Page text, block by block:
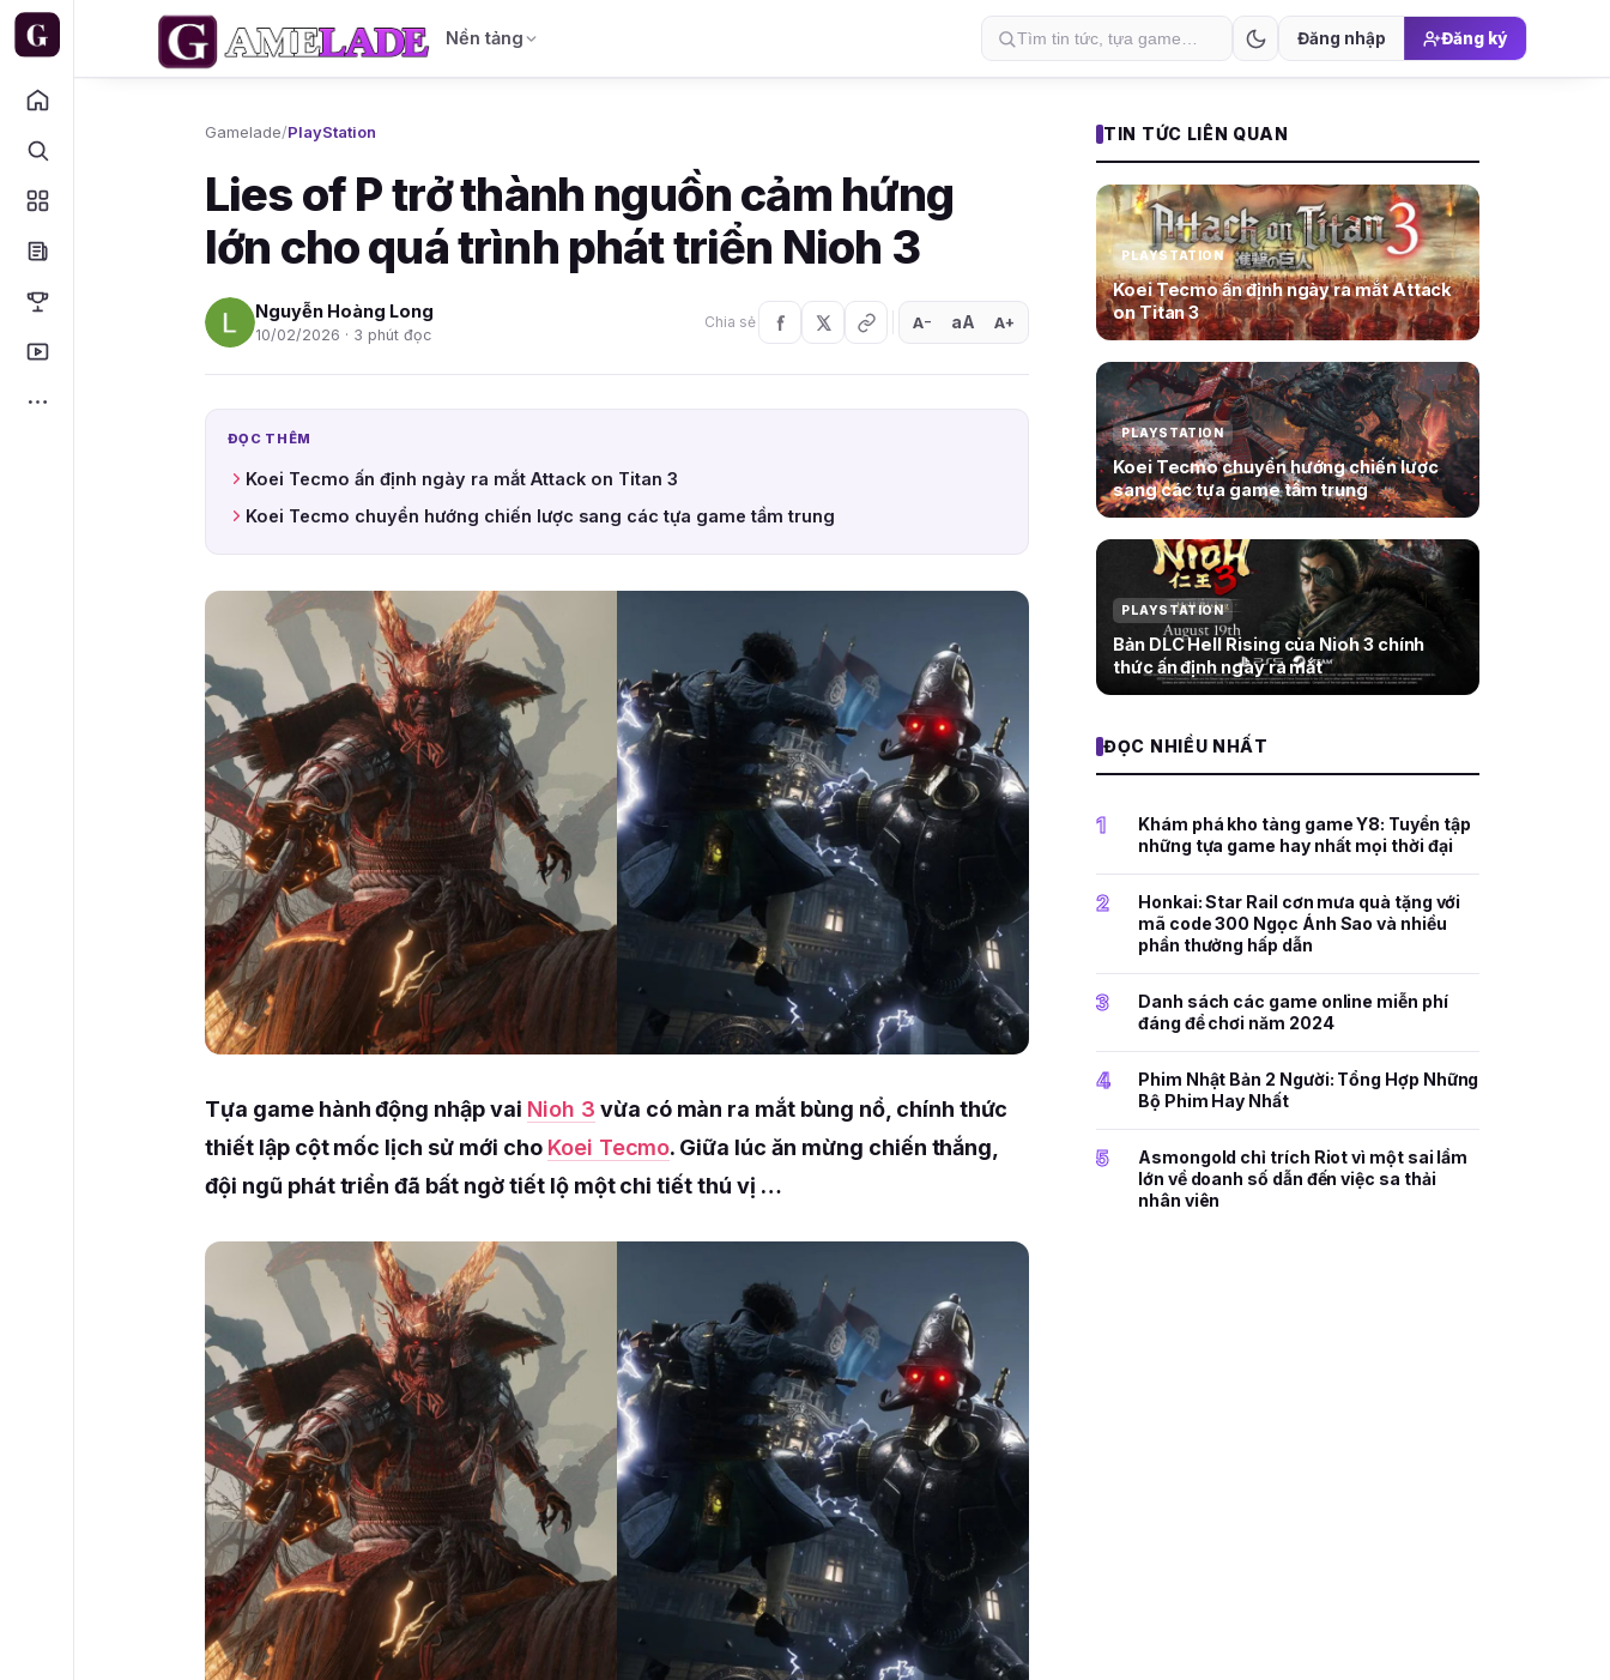
Nền tảng Đăng nhập Đăng ký
Gamelade/PlayStation
Lies of P trở thành nguồn cảm hứng
lớn cho quá trình phát triển Nioh 3
Nguyễn Hoàng Long
10/02/2026 · 3 phút đọc
Chia sẻ A− aA A+
ĐỌC THÊM
Koei Tecmo ấn định ngày ra mắt Attack on Titan 3
Koei Tecmo chuyển hướng chiến lược sang các tựa game tầm trung
Tựa game hành động nhập vai Nioh 3 vừa có màn ra mắt bùng nổ, chính thức
thiết lập cột mốc lịch sử mới cho Koei Tecmo. Giữa lúc ăn mừng chiến thắng,
đội ngũ phát triển đã bất ngờ tiết lộ một chi tiết thú vị …
TIN TỨC LIÊN QUAN
PLAYSTATION
Koei Tecmo ấn định ngày ra mắt Attack
on Titan 3
PLAYSTATION
Koei Tecmo chuyển hướng chiến lược
sang các tựa game tầm trung
PLAYSTATION
Bản DLC Hell Rising của Nioh 3 chính
thức ấn định ngày ra mắt
ĐỌC NHIỀU NHẤT
1
Khám phá kho tàng game Y8: Tuyển tập
những tựa game hay nhất mọi thời đại
2
Honkai: Star Rail cơn mưa quà tặng với
mã code 300 Ngọc Ánh Sao và nhiều
phần thưởng hấp dẫn
3
Danh sách các game online miễn phí
đáng để chơi năm 2024
4
Phim Nhật Bản 2 Người: Tổng Hợp Những
Bộ Phim Hay Nhất
5
Asmongold chỉ trích Riot vì một sai lầm
lớn về doanh số dẫn đến việc sa thải
nhân viên